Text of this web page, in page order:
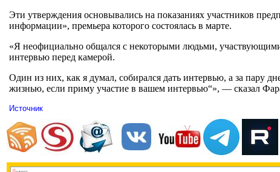
Эти утверждения основывались на показаниях участников
информации», премьера которого состоялась в марте.
«Я неофициально общался с некоторыми людьми, участвующими
интервью перед камерой.
Один из них, как я думал, собирался дать интервью, а за пару
жизнью, если приму участие в вашем интервью“», — сказал
Источник